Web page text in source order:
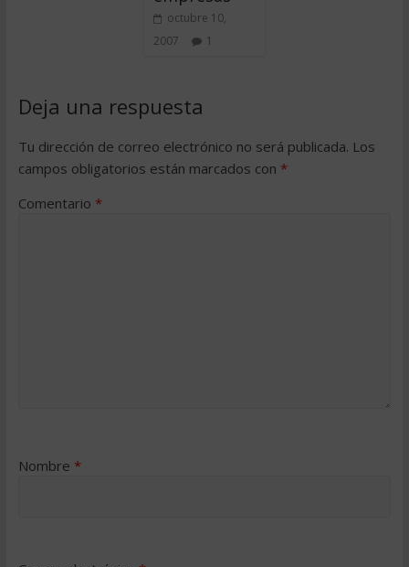
octubre 10,
2007
1
Deja una respuesta
Tu dirección de correo electrónico no será publicada. Los
campos obligatorios están marcados con *
Comentario *
Nombre *